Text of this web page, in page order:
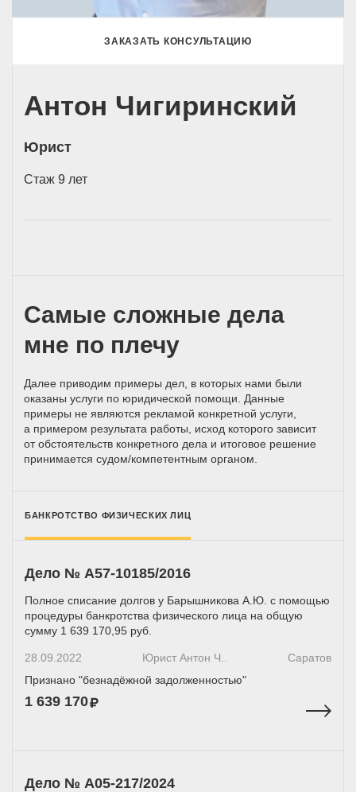
ЗАКАЗАТЬ КОНСУЛЬТАЦИЮ
Антон Чигиринский
Юрист
Стаж 9 лет
Самые сложные дела
мне по плечу
Далее приводим примеры дел, в которых нами были
оказаны услуги по юридической помощи. Данные
примеры не являются рекламой конкретной услуги,
а примером результата работы, исход которого зависит
от обстоятельств конкретного дела и итоговое решение
принимается судом/компетентным органом.
БАНКРОТСТВО ФИЗИЧЕСКИХ ЛИЦ
Дело № A57-10185/2016
Полное списание долгов у Барышникова А.Ю. с помощью
процедуры банкротства физического лица на общую
сумму 1 639 170,95 руб.
28.09.2022 Юрист Антон Ч..
Саратов
Признано "безнадёжной задолженностью"
1 639 170
Дело № А05-217/2024